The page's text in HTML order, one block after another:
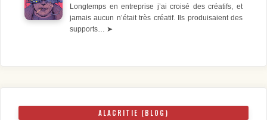
Longtemps en entreprise j’ai croisé des créatifs, et
jamais aucun n’était très créatif. Ils produisaient des
supports… ➤
ALACRITIE (BLOG)